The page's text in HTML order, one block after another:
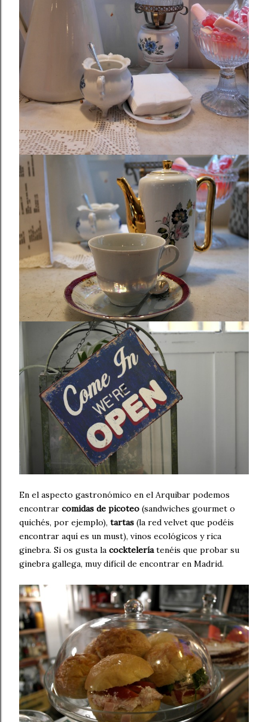
En el aspecto gastronómico en el Arquibar podemos
encontrar comidas de picoteo (sandwiches gourmet o
quichés, por ejemplo), tartas (la red velvet que podéis
encontrar aquí es un must), vinos ecológicos y rica
ginebra. Si os gusta la cockteleríatenéis que probar su
ginebra gallega, muy difícil de encontrar en Madrid.